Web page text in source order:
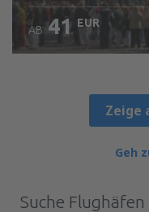
AB 41 EUR
Zeige
Geh
Suche